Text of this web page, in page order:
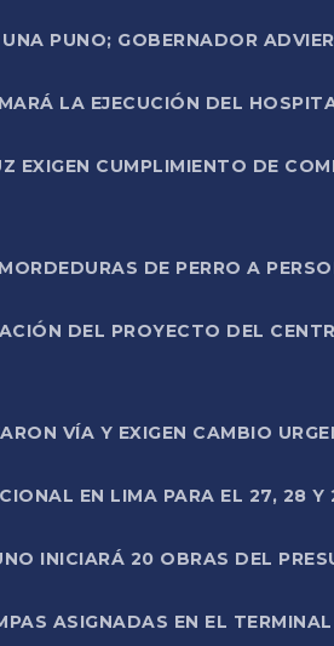
PUNO; GOBERNADOR
LA EJECUCIÓN DEL
EXIGEN CUMPLIMIENTO DE
DE PERRO A
DEL PROYECTO DEL
VÍA Y EXIGEN CAMBIO
EN LIMA PARA EL 27, 28 Y
INICIARÁ 20 OBRAS DEL
ASIGNADAS EN EL